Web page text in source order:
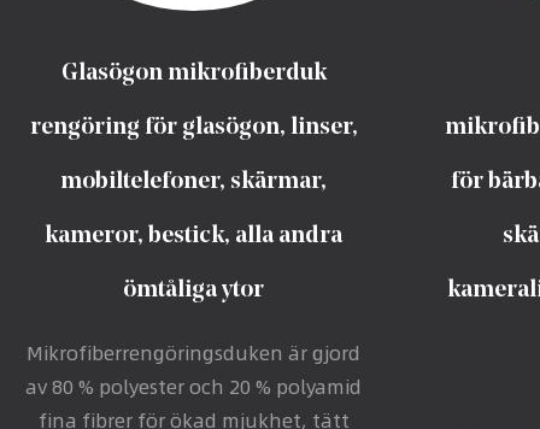
Glasögon mikrofiberduk
rengöring för glasögon, linser,
mobiltelefoner, skärmar,
kameror, bestick, alla andra
ömtåliga ytor
Mikrofiberrengöringsduken är gjord
av 80 % polyester och 20 % polyamid
fina fibrer för ökad mjukhet, tätt
för